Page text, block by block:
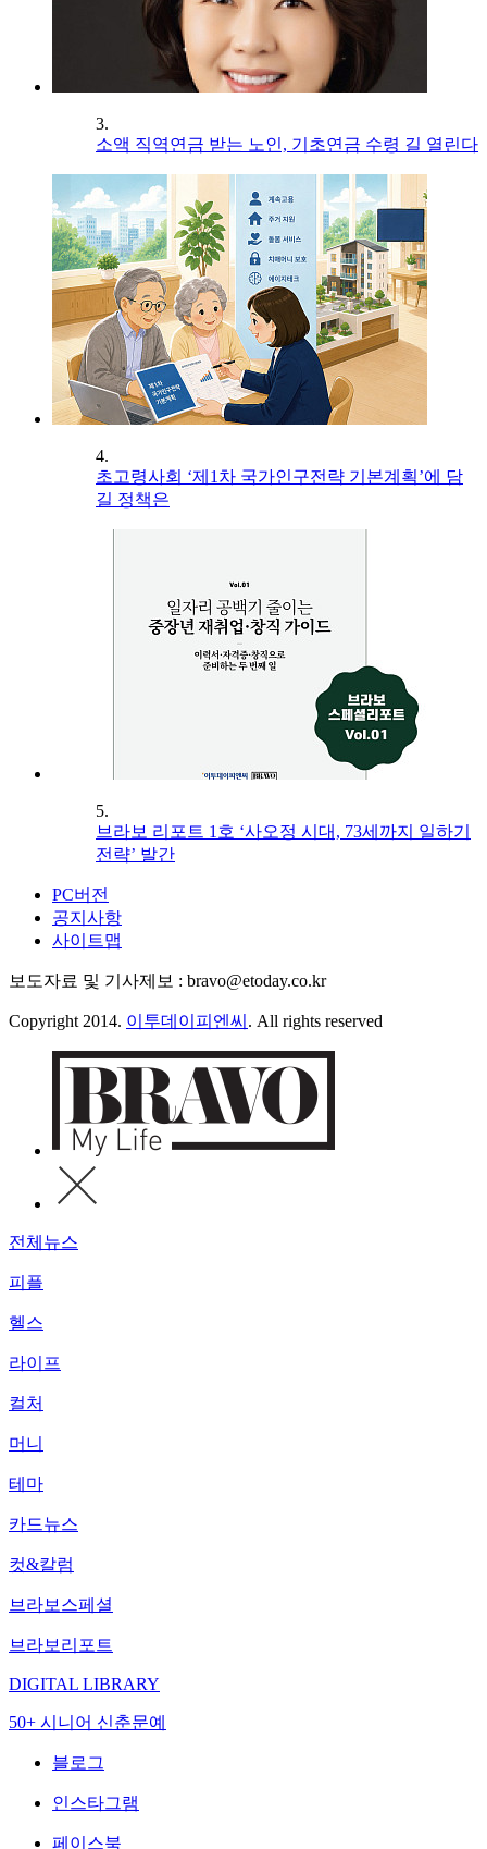
3.
소액 직역연금 받는 노인, 기초연금 수령 길 열린다
4.
초고령사회 ‘제1차 국가인구전략 기본계획’에 담
길 정책은
5.
브라보 리포트 1호 ‘사오정 시대, 73세까지 일하기
전략’ 발간
PC버전
공지사항
사이트맵
보도자료 및 기사제보 : bravo@etoday.co.kr
Copyright 2014. 이투데이피엔씨 . All rights reserved
전체뉴스
피플
헬스
라이프
컬처
머니
테마
카드뉴스
컷&칼럼
브라보스페셜
브라보리포트
DIGITAL LIBRARY
50+ 시니어 신춘문예
블로그
인스타그램
페이스북